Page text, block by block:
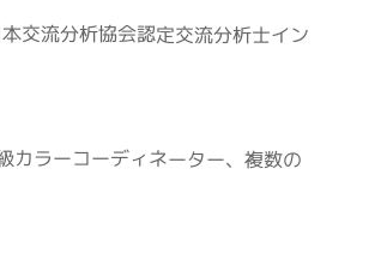
交流分析協会認定交流分析士イン
カラーコーディネーター、複数の